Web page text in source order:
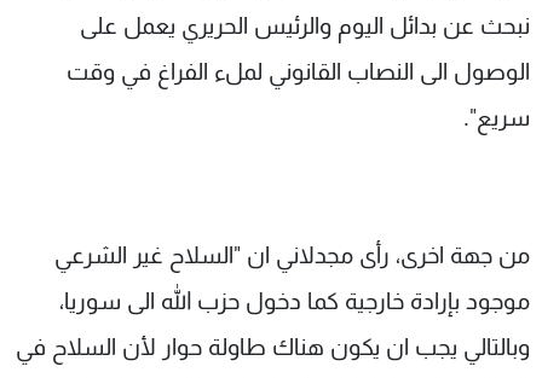
نبحث عن بدائل اليوم والرئيس الحريري يعمل على
الوصول الى النصاب القانوني لملء الفراغ في وقت
سريع".
من جهة اخرى، رأى مجدلاني ان "السلاح غير الشرعي
موجود بإرادة خارجية كما دخول حزب الله الى سوريا،
وبالتالي يجب ان يكون هناك طاولة حوار لأن السلاح في